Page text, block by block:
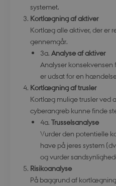
systemet.
Kortlægning af aktiver
Kortlæg alle aktiver, der er
gennemgår.
3a. Analyse af aktiver
Analyser konsekvensen
er udsat for en
Kortlægning af trusler
Kortlæg mulige trusler ved
cyberangreb kunne finde
4a. Trusselsanalyse
Vurder den potentielle
have på jeres system
og vurder
Risikoanalyse
På baggrund af